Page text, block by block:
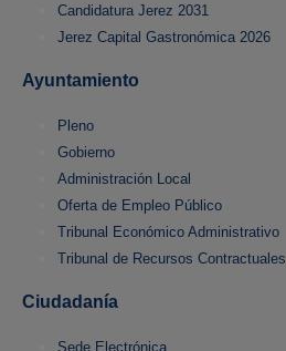
Candidatura Jerez 2031
Jerez Capital Gastronómica 2026
Ayuntamiento
Pleno
Gobierno
Administración Local
Oferta de Empleo Público
Tribunal Económico Administrativo
Tribunal de Recursos Contractuales
Ciudadanía
Sede Electrónica